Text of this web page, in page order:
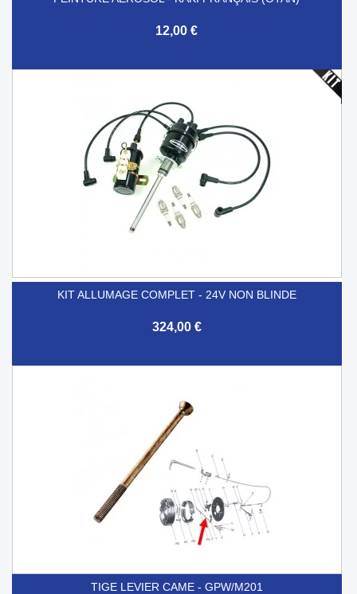
12,00 €
KIT ALLUMAGE COMPLET - 24V NON BLINDE
324,00 €
TIGE LEVIER CAME - GPW/M201